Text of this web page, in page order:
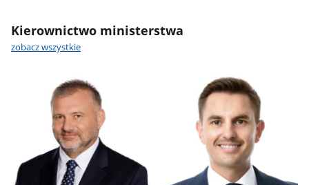
Kierownictwo ministerstwa
zobacz wszystkie